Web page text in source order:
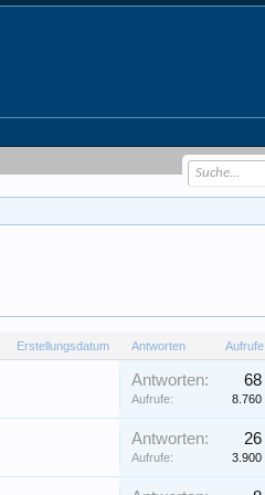
Erstellungsdatum Antworten Aufrufe
Antworten: 68
Aufrufe: 8.760
Antworten: 26
Aufrufe: 3.900